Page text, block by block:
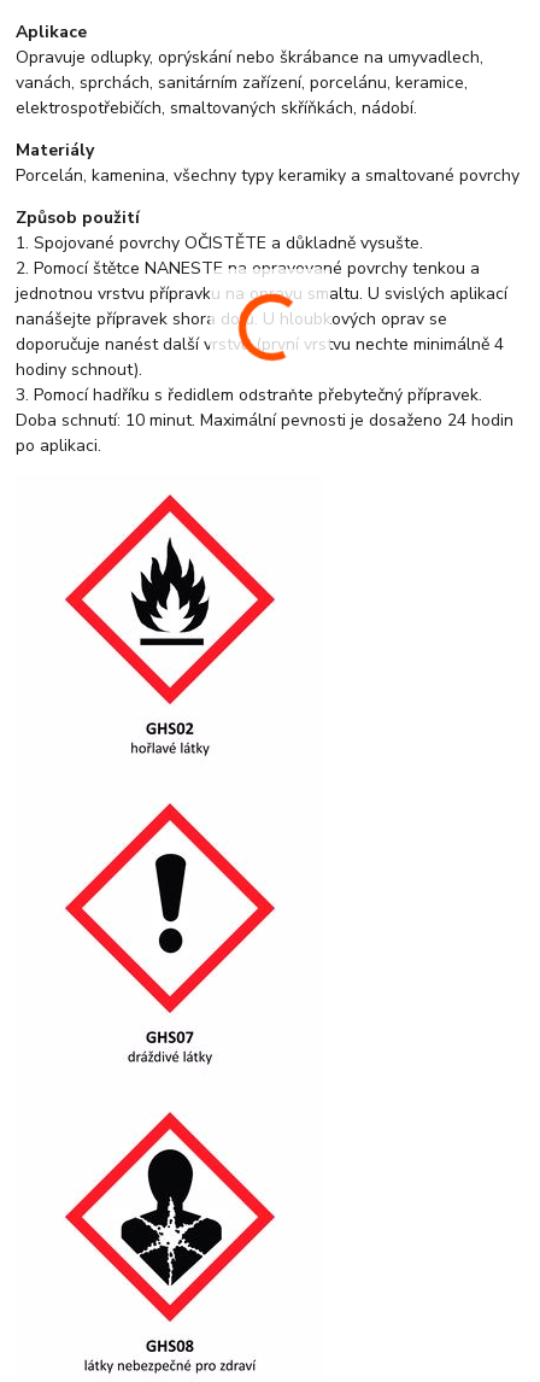
Aplikace
Opravuje odlupky, oprýskání nebo škrábance na umyvadlech,
vanách, sprchách, sanitárním zařízení, porcelánu, keramice,
elektrospotřebičích, smaltovaných skříňkách, nádobí.
Materiály
Porcelán, kamenina, všechny typy keramiky a smaltované povrchy
Způsob použití
1. Spojované povrchy OČISTĚTE a důkladně vysušte.
2. Pomocí štětce NANESTE na opravované povrchy tenkou a
jednotnou vrstvu přípravku na opravu smaltu. U svislých aplikací
nanášejte přípravek shora dolů. U hloubkových oprav se
doporučuje nanést další vrstvu (první vrstvu nechte minimálně 4
hodiny schnout).
3. Pomocí hadříku s ředidlem odstraňte přebytečný přípravek.
Doba schnutí: 10 minut. Maximální pevnosti je dosaženo 24 hodin
po aplikaci.